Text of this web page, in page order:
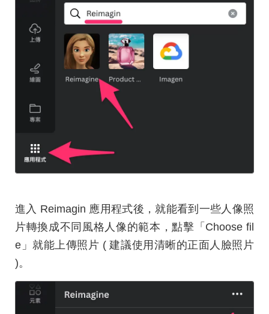
進入 Reimagin 應用程式後，就能看到一些人像照
片轉換成不同風格人像的範本，點擊「Choose fil
e」就能上傳照片 ( 建議使用清晰的正面人臉照片
)。